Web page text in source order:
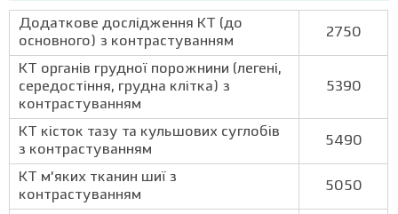
Додаткове дослідження КТ (до
основного) з контрастуванням
2750
КТ органів грудної порожнини (легені,
середостіння, грудна клітка) з
контрастуванням
5390
КТ кісток тазу та кульшових суглобів
з контрастуванням
5490
КТ м’яких тканин шиї з
контрастуванням
5050